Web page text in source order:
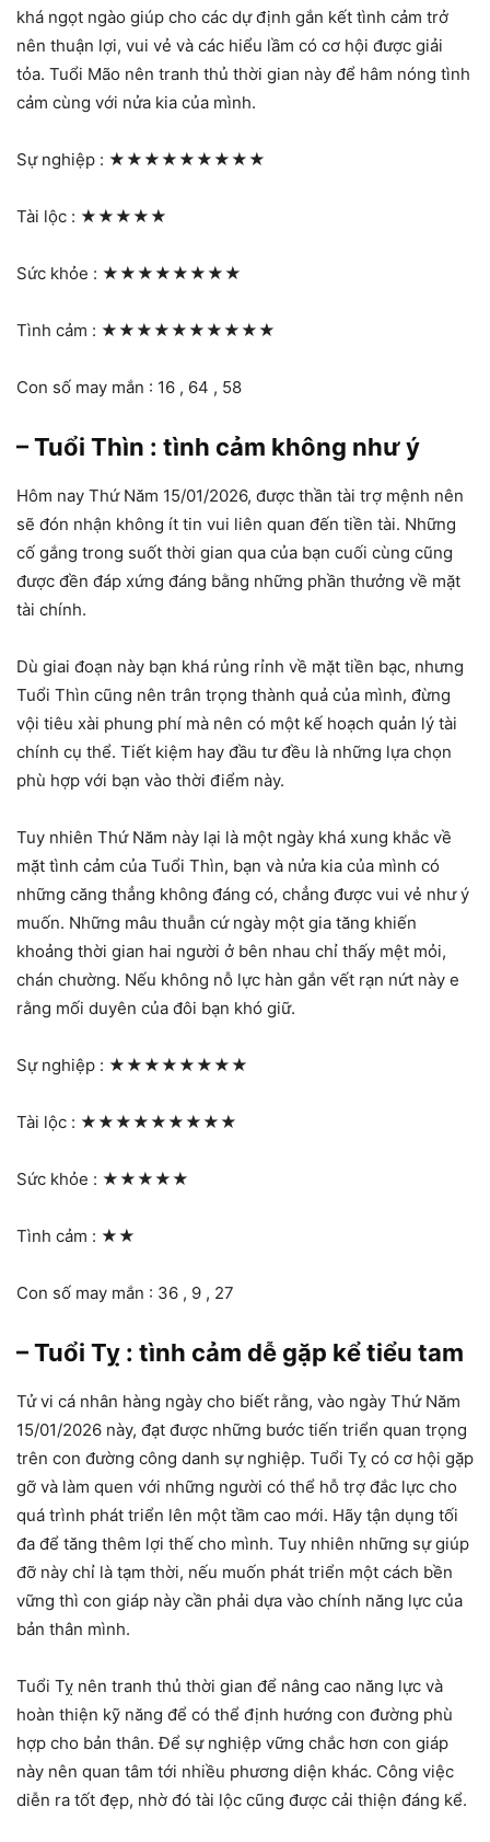
khá ngọt ngào giúp cho các dự định gắn kết tình cảm trở
nên thuận lợi, vui vẻ và các hiểu lầm có cơ hội được giải
tỏa. Tuổi Mão nên tranh thủ thời gian này để hâm nóng tình
cảm cùng với nửa kia của mình.
Sự nghiệp : ★★★★★★★★★
Tài lộc : ★★★★★
Sức khỏe : ★★★★★★★★
Tình cảm : ★★★★★★★★★★
Con số may mắn : 16 , 64 , 58
– Tuổi Thìn : tình cảm không như ý
Hôm nay Thứ Năm 15/01/2026, được thần tài trợ mệnh nên
sẽ đón nhận không ít tin vui liên quan đến tiền tài. Những
cố gắng trong suốt thời gian qua của bạn cuối cùng cũng
được đền đáp xứng đáng bằng những phần thưởng về mặt
tài chính.
Dù giai đoạn này bạn khá rủng rỉnh về mặt tiền bạc, nhưng
Tuổi Thìn cũng nên trân trọng thành quả của mình, đừng
vội tiêu xài phung phí mà nên có một kế hoạch quản lý tài
chính cụ thể. Tiết kiệm hay đầu tư đều là những lựa chọn
phù hợp với bạn vào thời điểm này.
Tuy nhiên Thứ Năm này lại là một ngày khá xung khắc về
mặt tình cảm của Tuổi Thìn, bạn và nửa kia của mình có
những căng thẳng không đáng có, chẳng được vui vẻ như ý
muốn. Những mâu thuẫn cứ ngày một gia tăng khiến
khoảng thời gian hai người ở bên nhau chỉ thấy mệt mỏi,
chán chường. Nếu không nỗ lực hàn gắn vết rạn nứt này e
rằng mối duyên của đôi bạn khó giữ.
Sự nghiệp : ★★★★★★★★
Tài lộc : ★★★★★★★★★
Sức khỏe : ★★★★★
Tình cảm : ★★
Con số may mắn : 36 , 9 , 27
– Tuổi Tỵ : tình cảm dễ gặp kể tiểu tam
Tử vi cá nhân hàng ngày cho biết rằng, vào ngày Thứ Năm
15/01/2026 này, đạt được những bước tiến triển quan trọng
trên con đường công danh sự nghiệp. Tuổi Tỵ có cơ hội gặp
gỡ và làm quen với những người có thể hỗ trợ đắc lực cho
quá trình phát triển lên một tầm cao mới. Hãy tận dụng tối
đa để tăng thêm lợi thế cho mình. Tuy nhiên những sự giúp
đỡ này chỉ là tạm thời, nếu muốn phát triển một cách bền
vững thì con giáp này cần phải dựa vào chính năng lực của
bản thân mình.
Tuổi Tỵ nên tranh thủ thời gian để nâng cao năng lực và
hoàn thiện kỹ năng để có thể định hướng con đường phù
hợp cho bản thân. Để sự nghiệp vững chắc hơn con giáp
này nên quan tâm tới nhiều phương diện khác. Công việc
diễn ra tốt đẹp, nhờ đó tài lộc cũng được cải thiện đáng kể.